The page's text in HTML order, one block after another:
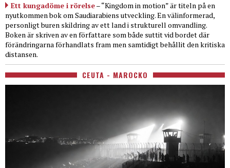
Ett kungadöme i rörelse– “Kingdom in motion” är titeln på en
nyutkommen bok om Saudiarabiens utveckling. En välinformerad,
personligt buren skildring av ett land i strukturell omvandling.
Boken är skriven av en författare som både suttit vid bordet där
förändringarna förhandlats fram men samtidigt behållit den kritiska
distansen.
CEUTA - MAROCKO